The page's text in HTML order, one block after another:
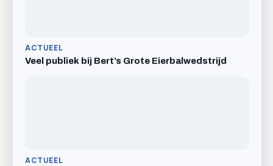
ACTUEEL
Veel publiek bij Bert’s Grote Eierbalwedstrijd
ACTUEEL